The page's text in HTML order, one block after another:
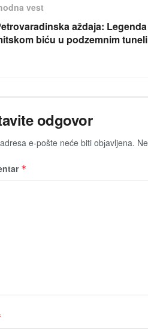
vest
aždaja:
biću u podzemnim
odgovor
e-pošte neće biti obјavljena.
*